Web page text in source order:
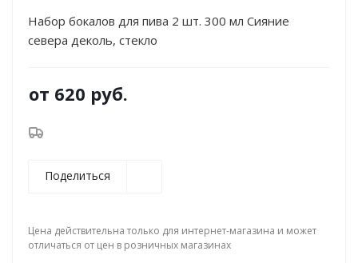
Набор бокалов для пива 2 шт. 300 мл Сияние
севера деколь, стекло
от 620 руб.
Поделиться
Цена действительна только для интернет-магазина и может
отличаться от цен в розничных магазинах